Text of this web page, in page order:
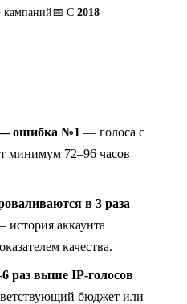
кампаний📅 С 2018
— ошибка №1 — голоса с
минимум 72–96 часов
в 3 раза
история аккаунта
качества.
раз выше IP-голосов
бюджет или